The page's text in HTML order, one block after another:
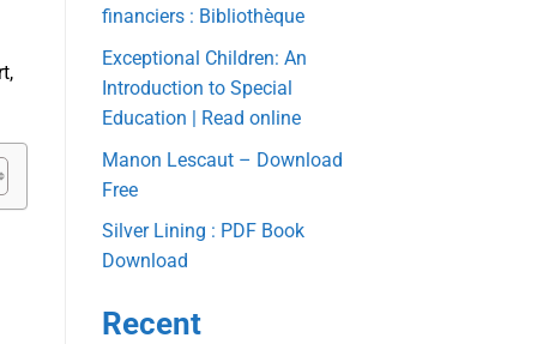
financiers : Bibliothèque
Exceptional Children: An
Introduction to Special
Education | Read online
Manon Lescaut – Download
Free
Silver Lining : PDF Book
Download
Recent